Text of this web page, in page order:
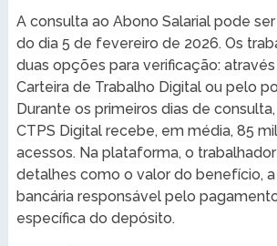
A consulta ao Abono Salarial pode
do dia 5 de fevereiro de 2026. Os
duas opções para verificação:
Carteira de Trabalho Digital ou pelo
Durante os primeiros dias de
CTPS Digital recebe, em média, 85
acessos. Na plataforma, o
detalhes como o valor do benefício,
bancária responsável pelo
específica do depósito.